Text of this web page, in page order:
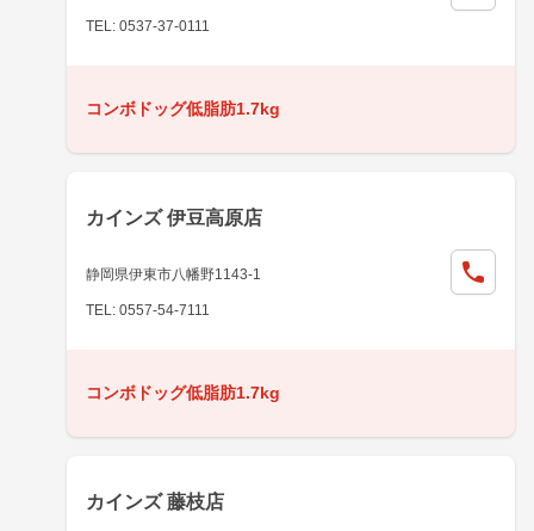
TEL: 0537-37-0111
コンボドッグ低脂肪1.7kg
カインズ 伊豆高原店
静岡県伊東市八幡野1143-1
TEL: 0557-54-7111
コンボドッグ低脂肪1.7kg
カインズ 藤枝店